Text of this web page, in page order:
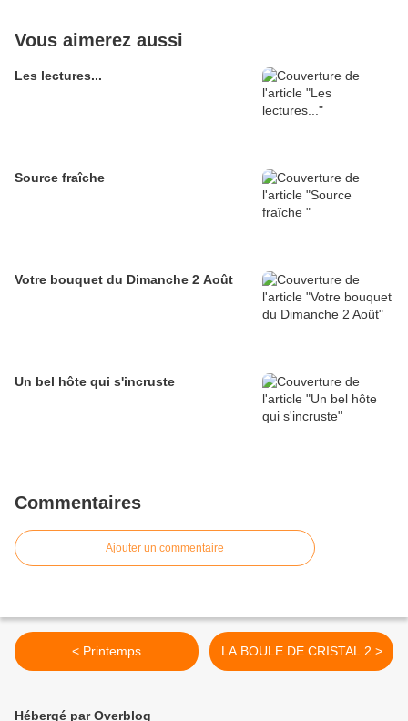
Vous aimerez aussi
Les lectures...
Source fraîche
Votre bouquet du Dimanche 2 Août
Un bel hôte qui s'incruste
Commentaires
Ajouter un commentaire
< Printemps LA BOULE DE CRISTAL 2 >
Hébergé par Overblog